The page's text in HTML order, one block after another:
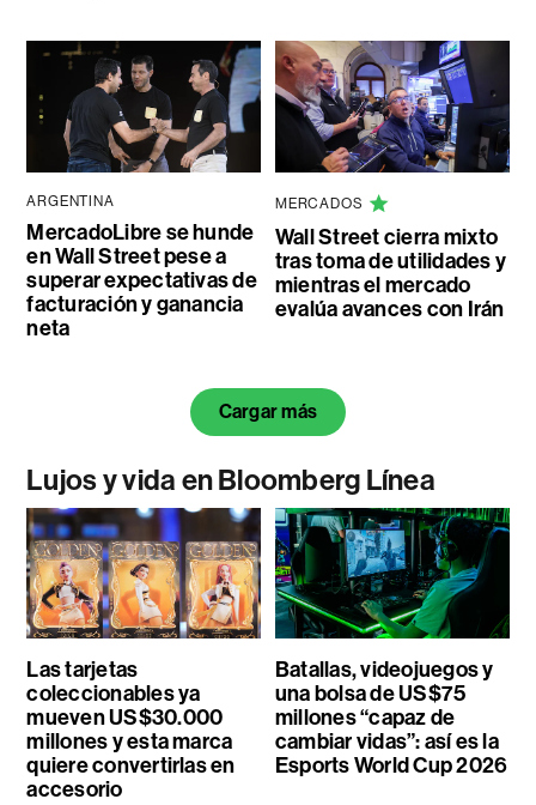
ARGENTINA
MercadoLibre se hunde
en Wall Street pese a
superar expectativas de
facturación y ganancia
neta
MERCADOS
Wall Street cierra mixto
tras toma de utilidades y
mientras el mercado
evalúa avances con Irán
Cargar más
Lujos y vida en Bloomberg Línea
Las tarjetas
coleccionables ya
mueven US$30.000
millones y esta marca
quiere convertirlas en
accesorio
Batallas, videojuegos y
una bolsa de US$75
millones “capaz de
cambiar vidas”: así es la
Esports World Cup 2026